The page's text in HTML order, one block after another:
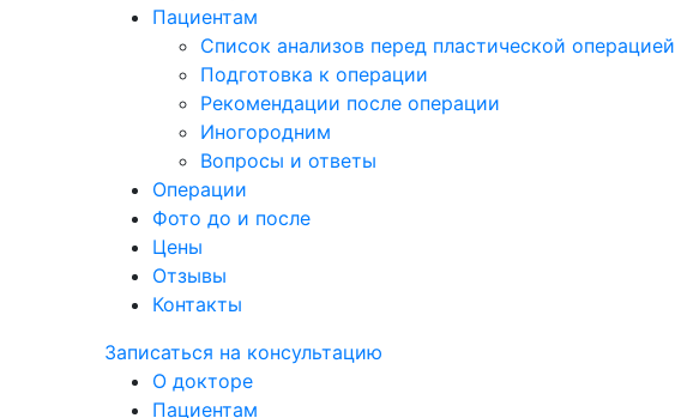
Пациентам
Список анализов перед пластической операцией
Подготовка к операции
Рекомендации после операции
Иногородним
Вопросы и ответы
Операции
Фото до и после
Цены
Отзывы
Контакты
Записаться на консультацию
О докторе
Пациентам